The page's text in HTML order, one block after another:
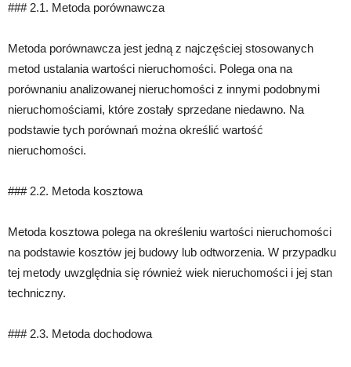
### 2.1. Metoda porównawcza
Metoda porównawcza jest jedną z najczęściej stosowanych
metod ustalania wartości nieruchomości. Polega ona na
porównaniu analizowanej nieruchomości z innymi podobnymi
nieruchomościami, które zostały sprzedane niedawno. Na
podstawie tych porównań można określić wartość
nieruchomości.
### 2.2. Metoda kosztowa
Metoda kosztowa polega na określeniu wartości nieruchomości
na podstawie kosztów jej budowy lub odtworzenia. W przypadku
tej metody uwzględnia się również wiek nieruchomości i jej stan
techniczny.
### 2.3. Metoda dochodowa